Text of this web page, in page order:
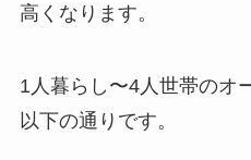
高くなります。
1人暮らし〜4人世帯のオ
以下の通りです。